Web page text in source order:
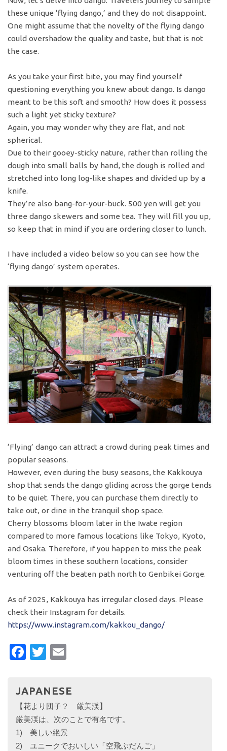
these unique ‘flying dango,’ and they do not disappoint.
One might assume that the novelty of the flying dango
could overshadow the quality and taste, but that is not
the case.
As you take your first bite, you may find yourself
questioning everything you knew about dango. Is dango
meant to be this soft and smooth? How does it possess
such a light yet sticky texture?
Again, you may wonder why they are flat, and not
spherical.
Due to their gooey-sticky nature, rather than rolling the
dough into small balls by hand, the dough is rolled and
stretched into long log-like shapes and divided up by a
knife.
They’re also bang-for-your-buck. 500 yen will get you
three dango skewers and some tea. They will fill you up,
so keep that in mind if you are ordering closer to lunch.
I have included a video below so you can see how the
‘flying dango’ system operates.
‘Flying’ dango can attract a crowd during peak times and
popular seasons.
However, even during the busy seasons, the Kakkouya
shop that sends the dango gliding across the gorge tends
to be quiet. There, you can purchase them directly to
take out, or dine in the tranquil shop space.
Cherry blossoms bloom later in the Iwate region
compared to more famous locations like Tokyo, Kyoto,
and Osaka. Therefore, if you happen to miss the peak
bloom times in these southern locations, consider
venturing off the beaten path north to Genbikei Gorge.
As of 2025, Kakkouya has irregular closed days. Please
check their Instagram for details.
https://www.instagram.com/kakkou_dango/
Facebook
Twitter
JAPANESE
【花より団子？ 厳美渓】
厳美渓は、次のことで有名です。
1) 美しい絶景
2) ユニークでおいしい「空飛ぶだんご」